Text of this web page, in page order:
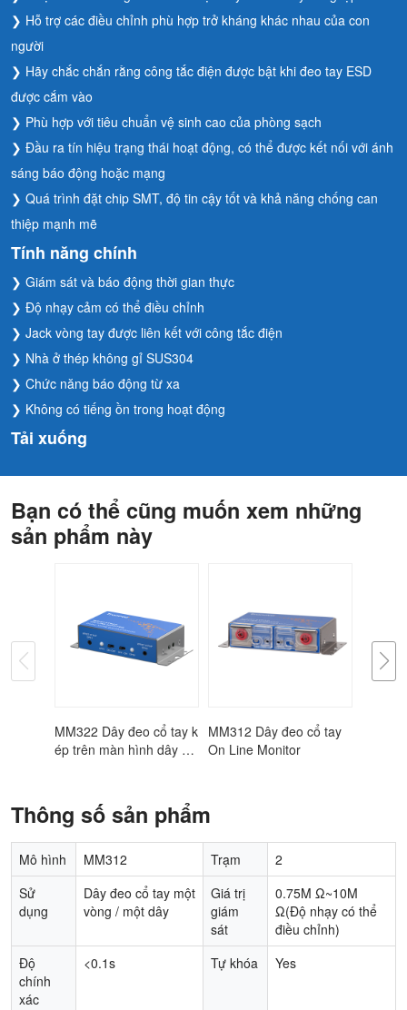
❯ Hỗ trợ các điều chỉnh phù hợp trở kháng khác nhau của con
người
❯ Hãy chắc chắn rằng công tắc điện được bật khi đeo tay ESD
được cắm vào
❯ Phù hợp với tiêu chuẩn vệ sinh cao của phòng sạch
❯ Đầu ra tín hiệu trạng thái hoạt động, có thể được kết nối với ánh
sáng báo động hoặc mạng
❯ Quá trình đặt chip SMT, độ tin cậy tốt và khả năng chống can
thiệp mạnh mẽ
Tính năng chính
❯ Giám sát và báo động thời gian thực
❯ Độ nhạy cảm có thể điều chỉnh
❯ Jack vòng tay được liên kết với công tắc điện
❯ Nhà ở thép không gỉ SUS304
❯ Chức năng báo động từ xa
❯ Không có tiếng ồn trong hoạt động
Tải xuống
Bạn có thể cũng muốn xem những
sản phẩm này
MM322 Dây đeo cổ tay k
ép trên màn hình dây ch
MM312 Dây đeo cổ tay
On Line Monitor
Thông số sản phẩm
Mô hình MM312 Trạm
2
Sử
dụng
Dây đeo cổ tay một
vòng / một dây
Giá trị
giám
sát
0.75M Ω~10M
Ω(Độ nhạy có thể
điều chỉnh)
Độ
chính
xác
<0.1s Tự khóa Yes